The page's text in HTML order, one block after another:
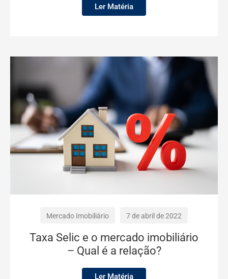
Ler Matéria
Mercado Imobiliário 7 de abril de 2022
Taxa Selic e o mercado imobiliário
– Qual é a relação?
Ler Matéria